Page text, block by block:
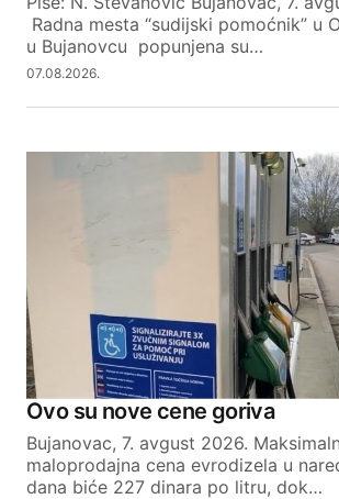
SUBMIT COMMENT
Radna mesta “sudijski pomoćnik” u
u Bujanovcu popunjena su…
07.08.2026.
Ovo su nove cene goriva
Bujanovac, 7. avgust 2026.
maloprodajna cena evrodizela u
dana biće 227 dinara po litru, dok…